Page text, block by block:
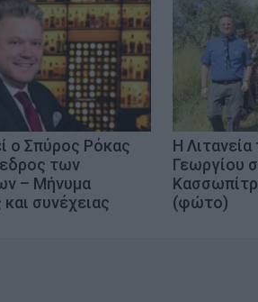
ο Σπύρος Ρόκας
των
– Μήνυμα
συνέχειας
Η
Γεωργίου
(φώτο)